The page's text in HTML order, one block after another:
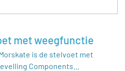
met weegfunctie
is de stelvoet met
Components…